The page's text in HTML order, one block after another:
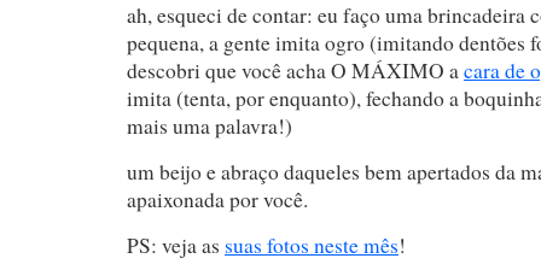
ah, esqueci de contar: eu faço uma brincadeira
pequena, a gente imita ogro (imitando dentões
descobri que você acha O MÁXIMO acara de
imita (tenta, por enquanto), fechando a
mais uma palavra!)
um beijo e abraço daqueles bem apertados da
apaixonada por você.
PS: veja as suas fotos neste mês!